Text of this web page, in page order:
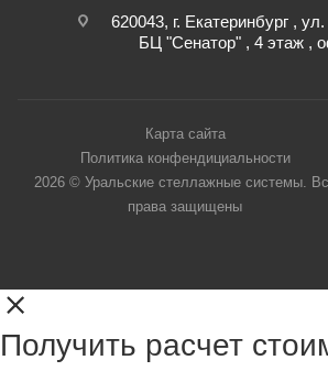
620043, г. Екатеринбург ,
БЦ "Сенатор" , 4 этаж ,
Карта сайта
Политика конфендициальности
2026 © Уральские стеллажные системы.
права защищены
Получить расчет